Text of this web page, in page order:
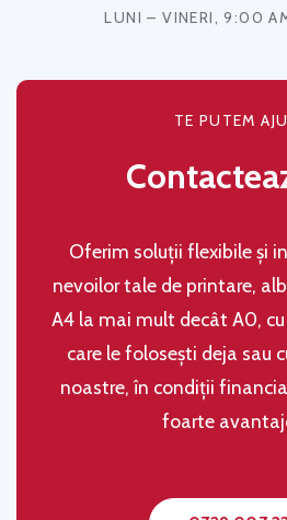
LUNI – VINERI, 9:00
TE PUTEM
Oferim soluţii flexibile şi
nevoilor tale de printare,
A4 la mai mult decât A0,
care le folosești deja sau
noastre, în condiţii
foarte